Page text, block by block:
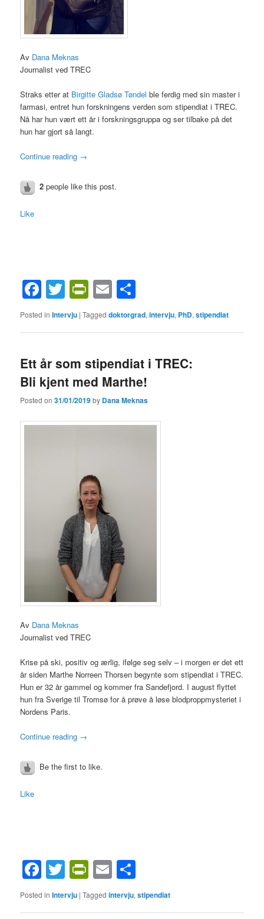
Av Dana Meknas
Journalist ved TREC
Straks etter at Birgitte Gladsø Tøndel ble ferdig med sin master i
farmasi, entret hun forskningens verden som stipendiat i TREC.
Nå har hun vært ett år i forskningsgruppa og ser tilbake på det
hun har gjort så langt.
Continue reading →
2 people like this post.
Like
Facebook
Twitter
PrintFriendly
Email
Posted in Intervju |Tagged doktorgrad,intervju, PhD,stipendiat
Ett år som stipendiat i TREC:
Bli kjent med Marthe!
Posted on31/01/2019by Dana Meknas
Av Dana Meknas
Journalist ved TREC
Krise på ski, positiv og ærlig, ifølge seg selv – i morgen er det ett
år siden Marthe Norreen Thorsen begynte som stipendiat i TREC.
Hun er 32 år gammel og kommer fra Sandefjord. I august flyttet
hun fra Sverige til Tromsø for å prøve å løse blodproppmysteriet i
Nordens Paris.
Continue reading →
Be the first to like.
Like
Facebook
Twitter
PrintFriendly
Email
Posted in Intervju |Tagged intervju,stipendiat